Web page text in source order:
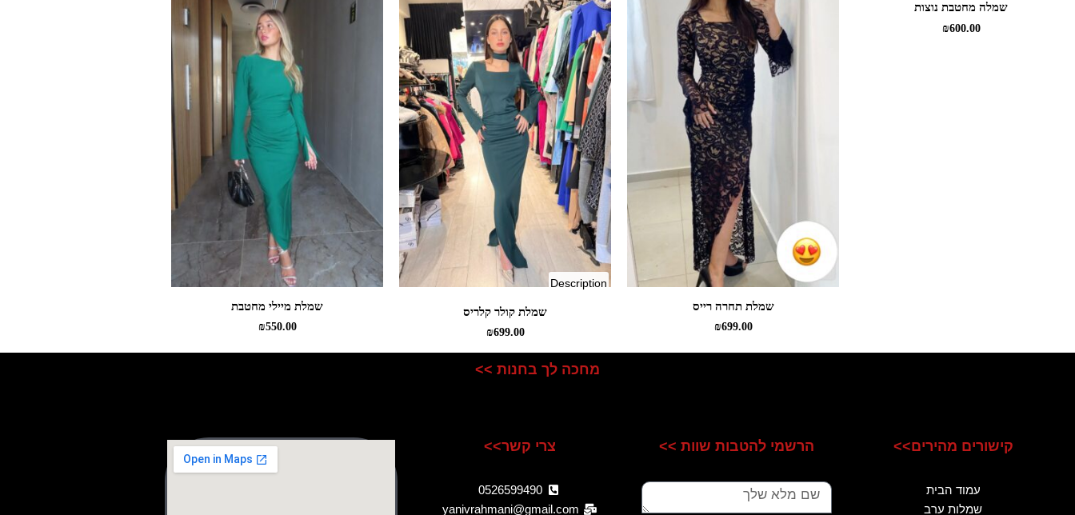
שמלה מחטבת נוצות
₪600.00
שמלת תחרה רייס
₪699.00
Description
collar
dress
שמלת קולר קלריס
₪699.00
שמלת מיילי מחטבת
₪550.00
מחכה לך בחנות >>
קישורים מהירים>>
עמוד הבית
שמלות ערב
הרשמי להטבות שוות >>
שם
צרי קשר>>
0526599490
yanivrahmani@gmail.com